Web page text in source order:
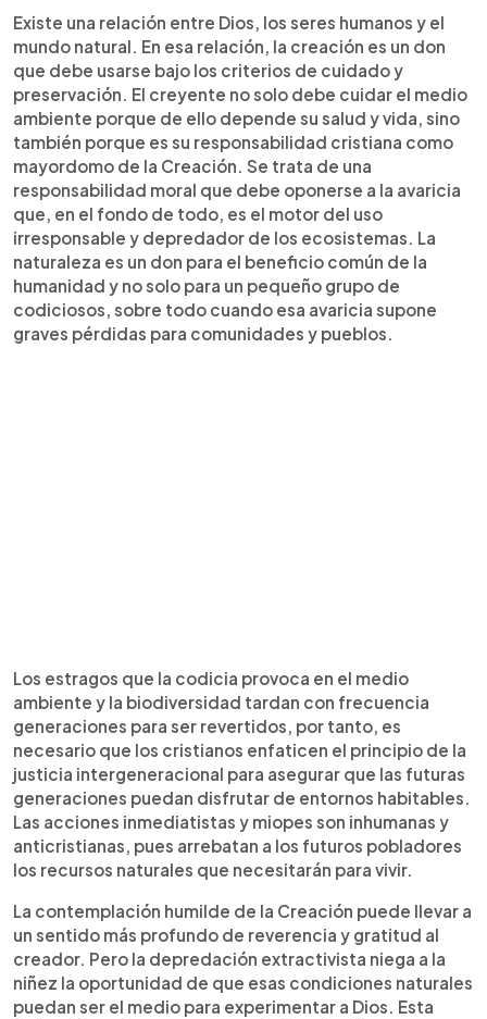
Existe una relación entre Dios, los seres humanos y el
mundo natural. En esa relación, la creación es un don
que debe usarse bajo los criterios de cuidado y
preservación. El creyente no solo debe cuidar el medio
ambiente porque de ello depende su salud y vida, sino
también porque es su responsabilidad cristiana como
mayordomo de la Creación. Se trata de una
responsabilidad moral que debe oponerse a la avaricia
que, en el fondo de todo, es el motor del uso
irresponsable y depredador de los ecosistemas. La
naturaleza es un don para el beneficio común de la
humanidad y no solo para un pequeño grupo de
codiciosos, sobre todo cuando esa avaricia supone
graves pérdidas para comunidades y pueblos.
Los estragos que la codicia provoca en el medio
ambiente y la biodiversidad tardan con frecuencia
generaciones para ser revertidos, por tanto, es
necesario que los cristianos enfaticen el principio de la
justicia intergeneracional para asegurar que las futuras
generaciones puedan disfrutar de entornos habitables.
Las acciones inmediatistas y miopes son inhumanas y
anticristianas, pues arrebatan a los futuros pobladores
los recursos naturales que necesitarán para vivir.
La contemplación humilde de la Creación puede llevar a
un sentido más profundo de reverencia y gratitud al
creador. Pero la depredación extractivista niega a la
niñez la oportunidad de que esas condiciones naturales
puedan ser el medio para experimentar a Dios. Esta